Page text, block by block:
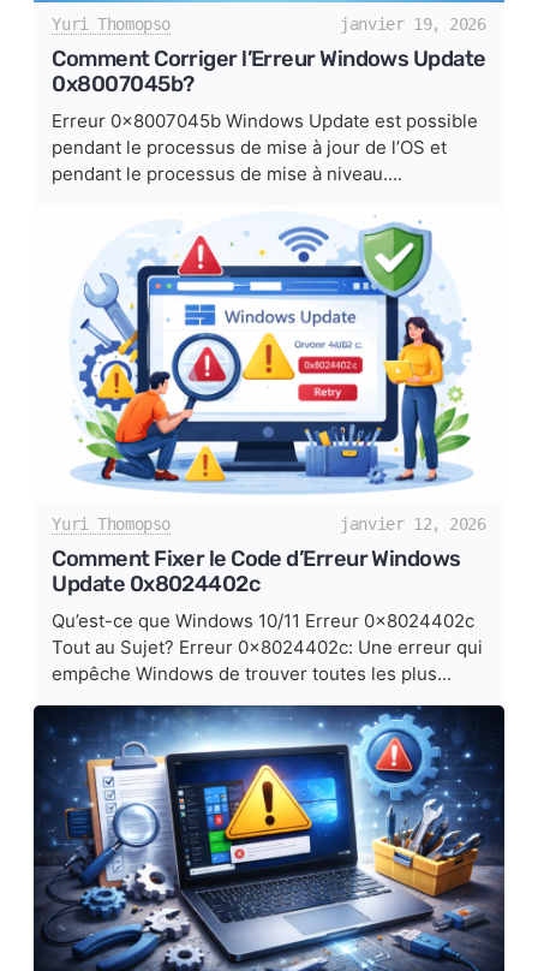
Yuri Thomopso janvier 19, 2026
Comment Corriger l’Erreur Windows Update
0x8007045b?
Erreur 0x8007045b Windows Update est possible
pendant le processus de mise à jour de l’OS et
pendant le processus de mise à niveau....
Yuri Thomopso janvier 12, 2026
Comment Fixer le Code d’Erreur Windows
Update 0x8024402c
Qu’est-ce que Windows 10/11 Erreur 0x8024402c
Tout au Sujet? Erreur 0x8024402c: Une erreur qui
empêche Windows de trouver toutes les plus...